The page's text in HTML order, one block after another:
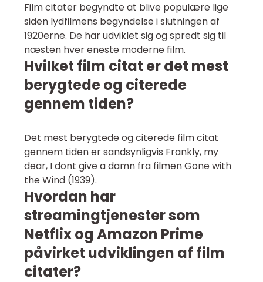
Film citater begyndte at blive populære lige
siden lydfilmens begyndelse i slutningen af
1920erne. De har udviklet sig og spredt sig til
næsten hver eneste moderne film.
Hvilket film citat er det mest
berygtede og citerede
gennem tiden?
Det mest berygtede og citerede film citat
gennem tiden er sandsynligvis Frankly, my
dear, I dont give a damn fra filmen Gone with
the Wind (1939).
Hvordan har
streamingtjenester som
Netflix og Amazon Prime
påvirket udviklingen af film
citater?